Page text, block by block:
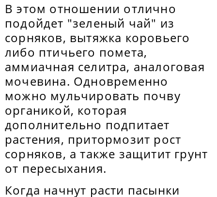
В этом отношении отлично
подойдет "зеленый чай" из
сорняков, вытяжка коровьего
либо птичьего помета,
аммиачная селитра, аналоговая
мочевина. Одновременно
можно мульчировать почву
органикой, которая
дополнительно подпитает
растения, притормозит рост
сорняков, а также защитит грунт
от пересыхания.
Когда начнут расти пасынки